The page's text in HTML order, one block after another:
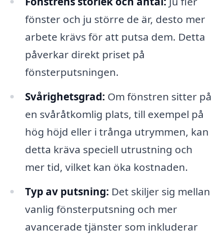
fönster och ju större de är, desto mer
arbete krävs för att putsa dem. Detta
påverkar direkt priset på
fönsterputsningen.
Svårighetsgrad: Om fönstren sitter på
en svåråtkomlig plats, till exempel på
hög höjd eller i trånga utrymmen, kan
detta kräva speciell utrustning och
mer tid, vilket kan öka kostnaden.
Typ av putsning: Det skiljer sig mellan
vanlig fönsterputsning och mer
avancerade tjänster som inkluderar